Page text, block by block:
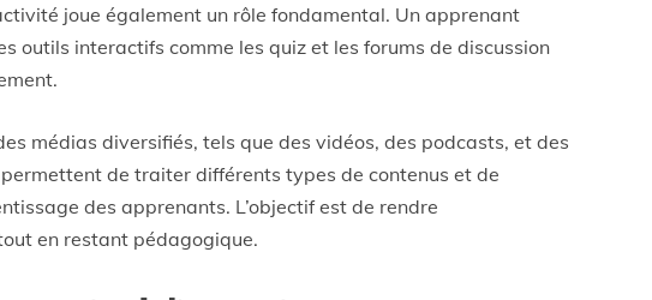
joue également un rôle fondamental. Un apprenant
outils interactifs comme les quiz et les forums de discussion
médias diversifiés, tels que des vidéos, des podcasts, et des
de traiter différents types de contenus et de
des apprenants. L’objectif est de rendre
en restant pédagogique.